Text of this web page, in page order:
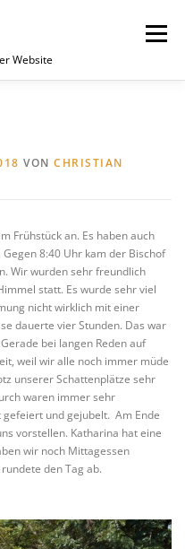
Website
Menü
VON CHRISTIAN
Frühstück an. Es haben auch
8:40 Uhr kam der Bischof
Wir wurden sehr freundlich
statt. Es wurde sehr viel
nicht wirklich mit einer
dauerte vier Stunden. Das war
bei langen Reden auf
weil wir alle noch immer müde
unserer Schattenplätze sehr
waren immer sehr
und gejubelt. Am Ende
vorstellen. Katharina hat eine
wir noch Mittagessen
den Tag ab.